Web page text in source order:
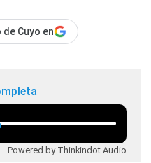
Cuyo en
Powered by Thinkindot Audio